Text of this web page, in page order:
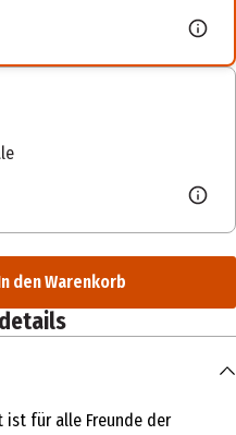
den Warenkorb
ist für alle Freunde der